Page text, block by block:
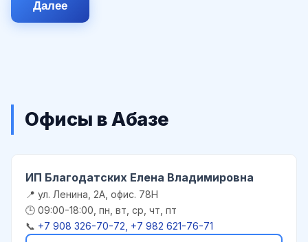
Далее
Офисы в Абазе
ИП Благодатских Елена Владимировна
📍 ул. Ленина, 2А, офис. 78Н
🕒 09:00-18:00, пн, вт, ср, чт, пт
📞 +7 908 326-70-72, +7 982 621-76-71